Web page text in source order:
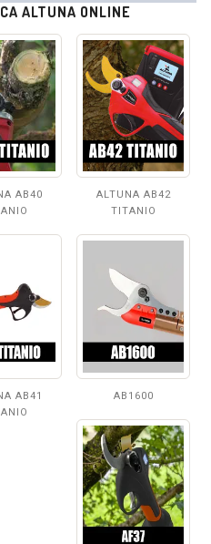
ALTUNA ONLINE
AB40
ALTUNA AB42
TITANIO
AB41
AB1600